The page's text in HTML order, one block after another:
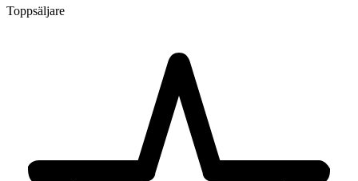
Toppsäljare